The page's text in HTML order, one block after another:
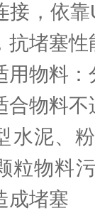
接，依
堵塞性
用物料
合物料不
水泥、
粒物料‌
成堵塞